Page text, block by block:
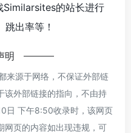
Similarsites的站长进行
出率等！
明
来源于网络，不保证外部链
该外部链接的指向，不由持
日 下午8:50收录时，该网页
网页的内容如出现违规，可